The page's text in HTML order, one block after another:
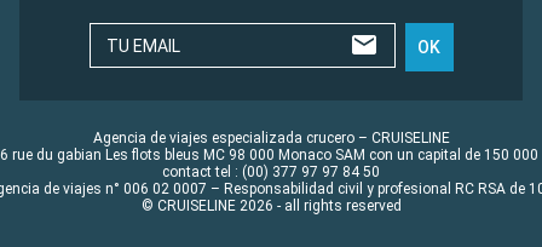
TU EMAIL OK
Agencia de viajes especializada crucero – CRUISELINE
rue du gabian Les flots bleus MC 98 000 Monaco SAM con un capital de 150 000
contact tel : (00) 377 97 97 84 50
de viajes n° 006 02 0007 – Responsabilidad civil y profesional RC RSA de
© CRUISELINE 2026 - all rights reserved